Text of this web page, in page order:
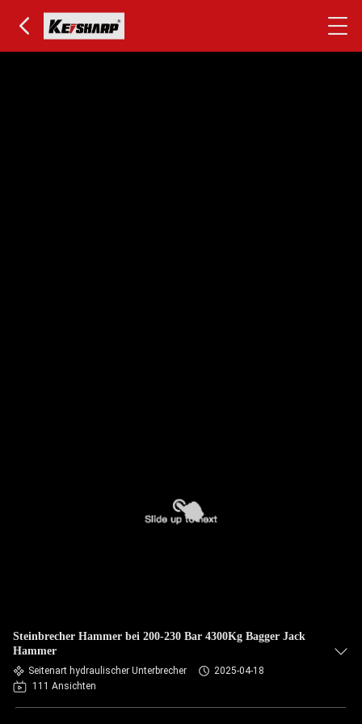
Steinbrecher Hammer bei 200-230 Bar 4300Kg Bagger Jack
Hammer
Seitenart hydraulischer Unterbrecher
2025-04-18
111 Ansichten